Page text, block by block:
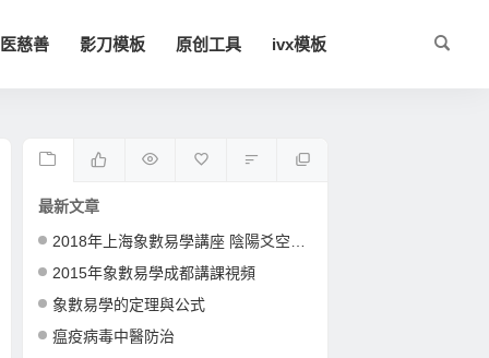
慈善 影刀模板 原创工具 ivx模板
最新文章
2018年上海象數易學講座 陰陽爻空間卦形
2015年象數易學成都講課視頻
象數易學的定理與公式
瘟疫病毒中醫防治